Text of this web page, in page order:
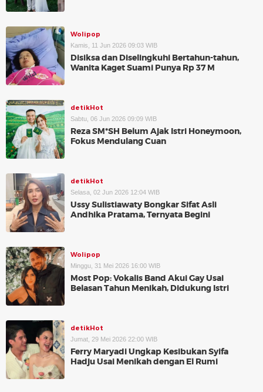
Wolipop
Kamis, 11 Jun 2026 09:03 WIB
Disiksa dan Diselingkuhi Bertahun-tahun,
Wanita Kaget Suami Punya Rp 37 M
detikHot
Sabtu, 06 Jun 2026 09:09 WIB
Reza SM*SH Belum Ajak Istri Honeymoon,
Fokus Mendulang Cuan
detikHot
Selasa, 02 Jun 2026 12:04 WIB
Ussy Sulistiawaty Bongkar Sifat Asli
Andhika Pratama, Ternyata Begini
Wolipop
Minggu, 31 Mei 2026 16:00 WIB
Most Pop: Vokalis Band Akui Gay Usai
Belasan Tahun Menikah, Didukung Istri
detikHot
Jumat, 29 Mei 2026 22:00 WIB
Ferry Maryadi Ungkap Kesibukan Syifa
Hadju Usai Menikah dengan El Rumi